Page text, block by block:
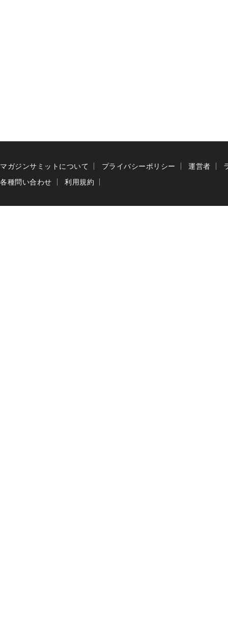
マガジンサミットについて プライバシーポリシー 運営者
各種問い合わせ
利用規約